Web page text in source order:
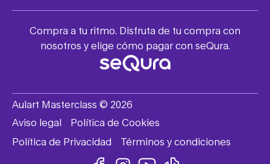
Compra a tu ritmo. Disfruta de tu compra con
nosotros y elige cómo pagar con seQura.
Aulart Masterclass © 2026
Aviso legal
Política de Cookies
Política de Privacidad
Términos y condiciones